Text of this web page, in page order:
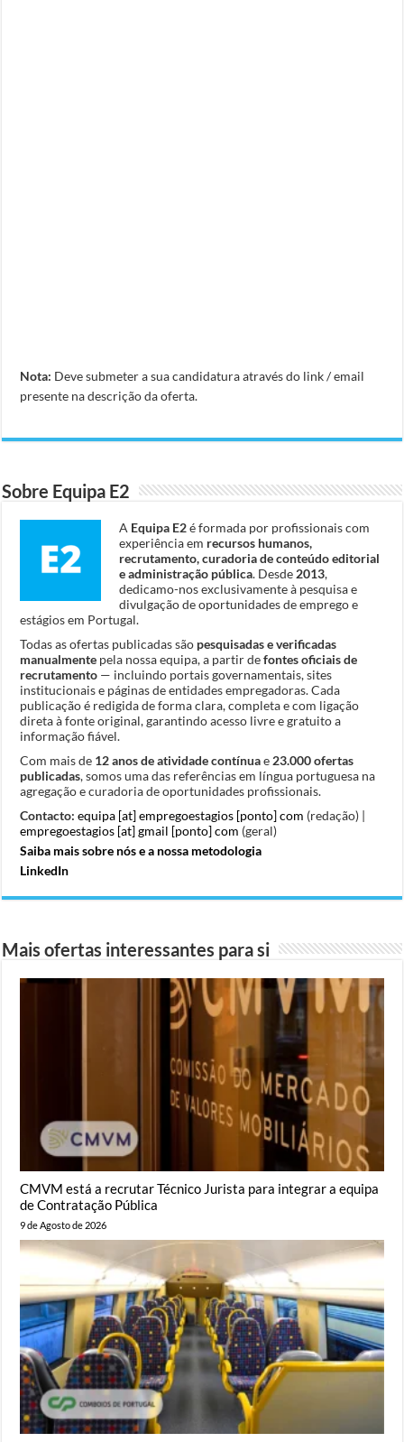
Nota: Deve submeter a sua candidatura através do link / email
presente na descrição da oferta.
Sobre Equipa E2
A Equipa E2é formada por profissionais com
experiência em recursos humanos,
recrutamento, curadoria de conteúdo editorial
e administração pública. Desde 2013,
dedicamo-nos exclusivamente à pesquisa e
divulgação de oportunidades de emprego e
estágios em Portugal.
Todas as ofertas publicadas são pesquisadas e verificadas
manualmente pela nossa equipa, a partir defontes oficiais de
recrutamento — incluindo portais governamentais, sites
institucionais e páginas de entidades empregadoras. Cada
publicação é redigida de forma clara, completa e com ligação
direta à fonte original, garantindo acesso livre e gratuito a
informação fiável.
Com mais de 12 anos de atividade contínuae 23.000 ofertas
publicadas, somos uma das referências em língua portuguesa na
agregação e curadoria de oportunidades profissionais.
Contacto: equipa [at] empregoestagios [ponto] com (redação) |
empregoestagios [at] gmail [ponto] com (geral)
Saiba mais sobre nós e a nossa metodologia
LinkedIn
Mais ofertas interessantes para si
CMVM está a recrutar Técnico Jurista para integrar a equipa
de Contratação Pública
9 de Agosto de 2026